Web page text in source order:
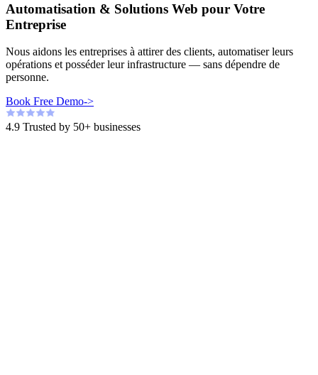
Automatisation & Solutions Web pour Votre
Entreprise
Nous aidons les entreprises à attirer des clients, automatiser leurs
opérations et posséder leur infrastructure — sans dépendre de
personne.
Book Free Demo->
4.9 Trusted by 50+ businesses